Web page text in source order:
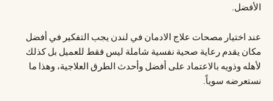
الأفضل.
عند اختيار مصحات علاج الادمان في لندن يجب التفكير في أفضل
مكان يقدم رعاية صحية نفسية شاملة ليس فقط للعميل بل كذلك
لأهله وذويه بالاعتماد على أفضل وأحدث الطرق العلاجية، وهذا ما
نستعرضه سوياً.